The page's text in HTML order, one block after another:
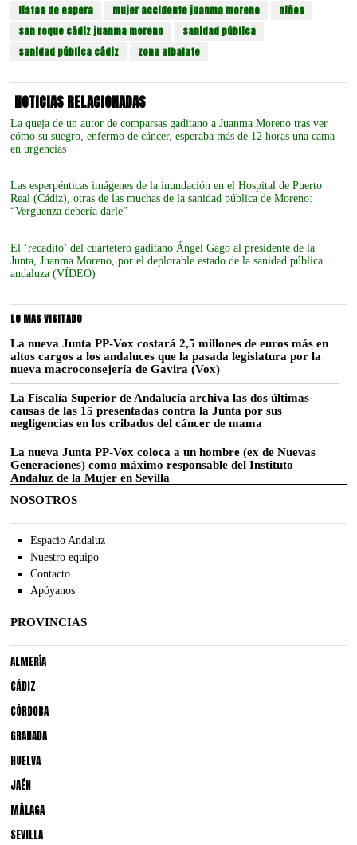
listas de espera
mujer accidente juanma moreno
niños
san roque cádiz juanma moreno
sanidad pública
sanidad pública cádiz
zona albalate
NOTICIAS RELACIONADAS
La queja de un autor de comparsas gaditano a Juanma Moreno tras ver
cómo su suegro, enfermo de cáncer, esperaba más de 12 horas una cama
en urgencias
Las esperpénticas imágenes de la inundación en el Hospital de Puerto
Real (Cádiz), otras de las muchas de la sanidad pública de Moreno:
“Vergüenza debería darle”
El ‘recadito’ del cuartetero gaditano Ángel Gago al presidente de la
Junta, Juanma Moreno, por el deplorable estado de la sanidad pública
andaluza (VÍDEO)
LO MAS VISITADO
La nueva Junta PP-Vox costará 2,5 millones de euros más en
altos cargos a los andaluces que la pasada legislatura por la
nueva macroconsejería de Gavira (Vox)
La Fiscalía Superior de Andalucía archiva las dos últimas
causas de las 15 presentadas contra la Junta por sus
negligencias en los cribados del cáncer de mama
La nueva Junta PP-Vox coloca a un hombre (ex de Nuevas
Generaciones) como máximo responsable del Instituto
Andaluz de la Mujer en Sevilla
NOSOTROS
Espacio Andaluz
Nuestro equipo
Contacto
Apóyanos
PROVINCIAS
ALMERÍA
CÁDIZ
CÓRDOBA
GRANADA
HUELVA
JAÉN
MÁLAGA
SEVILLA